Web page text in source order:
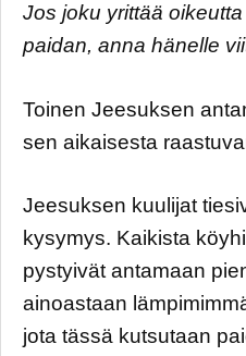
Jos joku yrittää
paidan, anna hänelle
Toinen Jeesuksen
sen aikaisesta
Jeesuksen kuulijat
kysymys. Kaikista
pystyivät antamaan
ainoastaan
jota tässä kutsutaan